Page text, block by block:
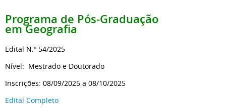
Programa de Pós-Graduação
em Geografia
Edital N.º 54/2025
Nível: Mestrado e Doutorado
Inscrições: 08/09/2025 a 08/10/2025
Edital Completo